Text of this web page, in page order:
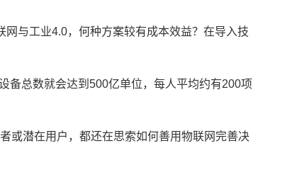
网与工业4.0，何种方案较有成本效益？在导入技
备总数就会达到500亿单位，每人平均约有200项
或潜在用户，都还在思索如何善用物联网完善决